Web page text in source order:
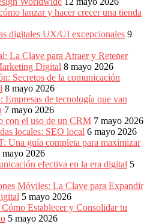
lanzar y hacer crecer una tienda
digitales UX/UI excepcionales 9
La Clave para Atraer y Retener
Digital 8 mayo 2026
Secretos de la comunicación
8 mayo 2026
de tecnología que van
7 mayo 2026
con el uso de un CRM 7 mayo 2026
locales: SEO local 6 mayo 2026
Una guía completa para maximizar
mayo 2026
efectiva en la era digital 5
Móviles: La Clave para Expandir
5 mayo 2026
Establecer y Consolidar tu
5 mayo 2026